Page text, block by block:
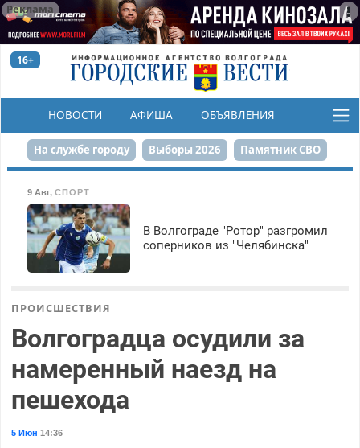
Реклама
16+
НОВОСТИ АФИША ОБЪЯВЛЕНИЯ
КОНКУРСЫ
На службе городу Выборы 2026 Памятник СВО
Набережная День Победы
80-летие Победы Парк Героев-летчиков
9 Авг, СПОРТ
В Волгограде "Ротор" разгромил
соперников из "Челябинска"
ПРОИСШЕСТВИЯ
Волгоградца осудили за
намеренный наезд на
пешехода
5 Июн 14:36